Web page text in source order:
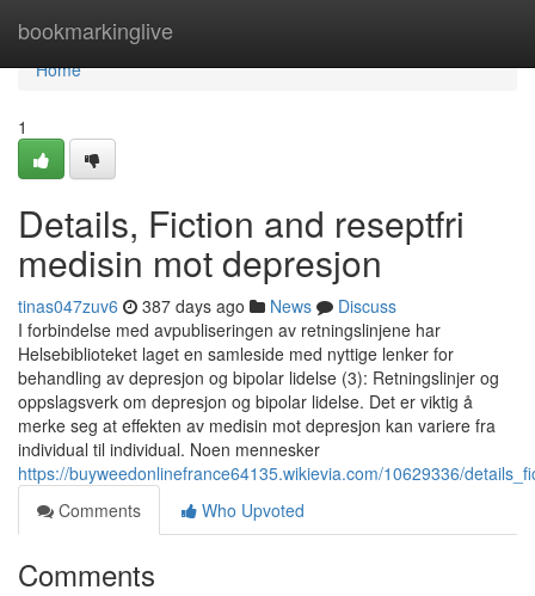
bookmarkinglive
Home
Home
1
Details, Fiction and reseptfri
medisin mot depresjon
tinas047zuv6 387 days ago News
Discuss
I forbindelse med avpubliseringen av retningslinjene har
Helsebiblioteket laget en samleside med nyttige lenker for
behandling av depresjon og bipolar lidelse (3): Retningslinjer og
oppslagsverk om depresjon og bipolar lidelse. Det er viktig å
merke seg at effekten av medisin mot depresjon kan variere fra
individual til individual. Noen mennesker
https://buyweedonlinefrance64135.wikievia.com/10629336/
Comments
Who Upvoted
Comments